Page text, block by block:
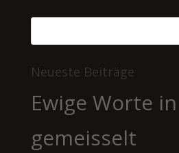
Neueste Beiträge
Ewige Worte
gemeisselt